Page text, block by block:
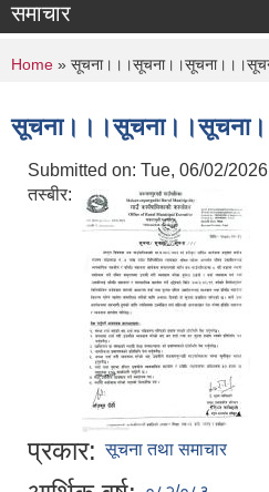
समाचार
You are here
Home »
Submitted on: Tue, 06/02/
तस्बीर:
प्रकार: सूचना तथा समाचार